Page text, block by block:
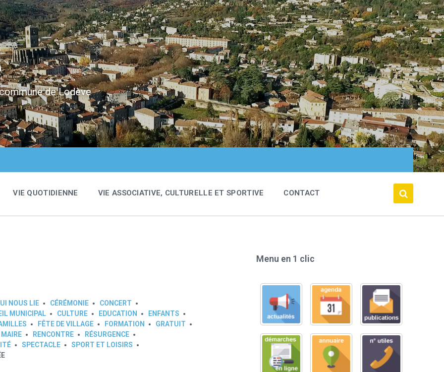
de Lodève
VIE QUOTIDIENNE VIE ASSOCIATIVE, CULTURELLE ET SPORTIVE CONTACT
NOUS LIE CÉRÉMONIE
CONCERT
MUNICIPAL CULTURE EDUCATION
ENFANTS
FÊTE DE VILLAGE FORMATION
GRATUIT
MAIRE RENCONTRE
RÉSURGENCE
SPECTACLE
SPORT ET LOISIRS
Menu en 1 clic